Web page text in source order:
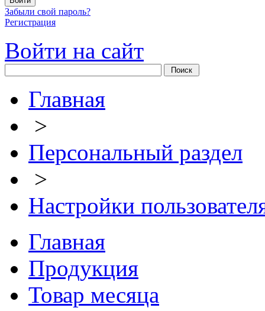
Забыли свой пароль?
Регистрация
Войти на сайт
Главная
>
Персональный раздел
>
Настройки
Главная
Продукция
Товар месяца